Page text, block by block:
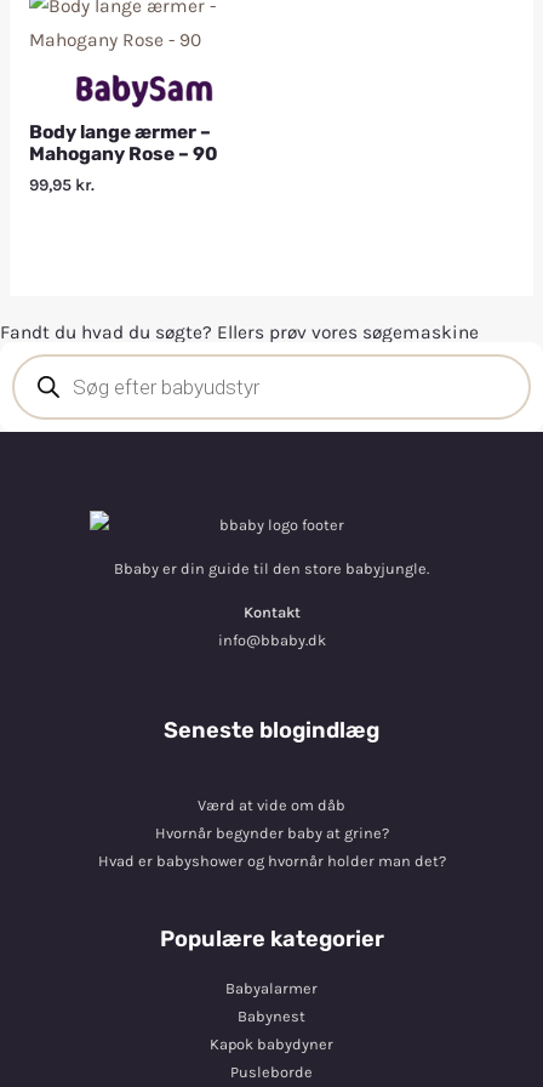
Body lange ærmer –
Mahogany Rose – 90
99,95 kr.
Fandt du hvad du søgte? Ellers prøv vores søgemaskine
Bbaby er din guide til den store babyjungle.
Kontakt
info@bbaby.dk
Seneste blogindlæg
Værd at vide om dåb
Hvornår begynder baby at grine?
Hvad er babyshower og hvornår holder man det?
Populære kategorier
Babyalarmer
Babynest
Kapok babydyner
Pusleborde